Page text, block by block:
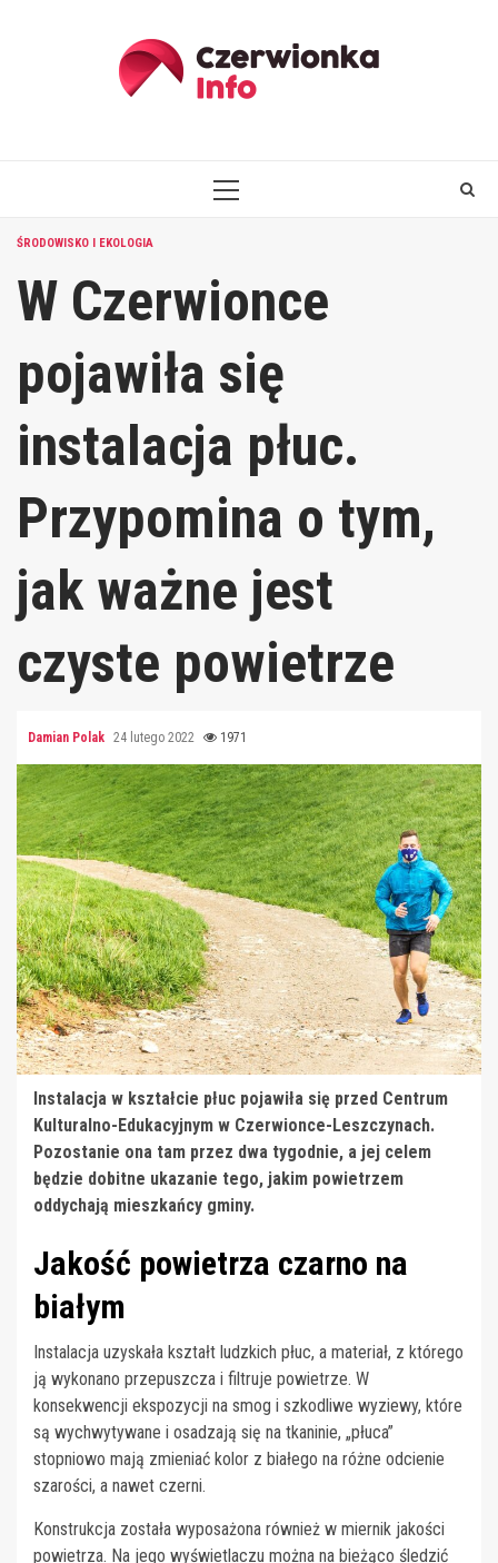
PRIMARY
ŚRODOWISKO I EKOLOGIA
W Czerwionce
pojawiła się
instalacja płuc.
Przypomina o tym,
jak ważne jest
czyste powietrze
Damian Polak 24 lutego 2022 1971
Instalacja w kształcie płuc pojawiła się przed Centrum
Kulturalno-Edukacyjnym w Czerwionce-Leszczynach.
Pozostanie ona tam przez dwa tygodnie, a jej celem
będzie dobitne ukazanie tego, jakim powietrzem
oddychają mieszkańcy gminy.
Jakość powietrza czarno na
białym
Instalacja uzyskała kształt ludzkich płuc, a materiał, z którego
ją wykonano przepuszcza i filtruje powietrze. W
konsekwencji ekspozycji na smog i szkodliwe wyziewy, które
są wychwytywane i osadzają się na tkaninie, „płuca”
stopniowo mają zmieniać kolor z białego na różne odcienie
szarości, a nawet czerni.
Konstrukcja została wyposażona również w miernik jakości
powietrza. Na jego wyświetlaczu można na bieżąco śledzić